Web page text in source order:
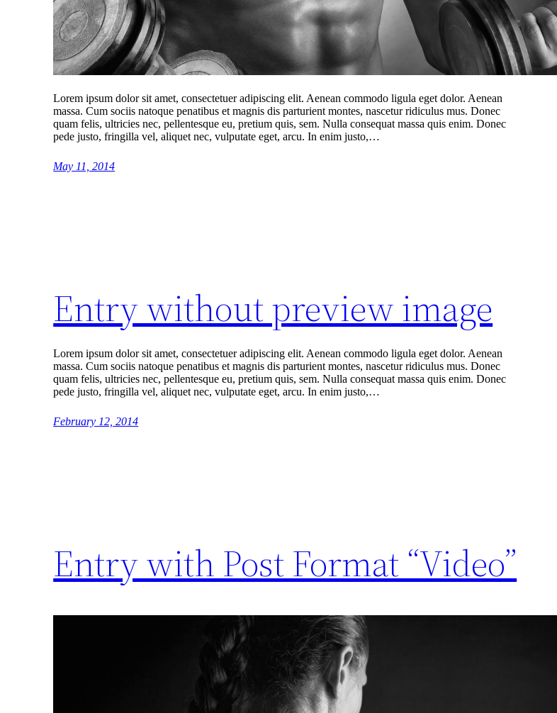
Lorem ipsum dolor sit amet, consectetuer adipiscing elit. Aenean commodo ligula eget dolor. Aenean
massa. Cum sociis natoque penatibus et magnis dis parturient montes, nascetur ridiculus mus. Donec
quam felis, ultricies nec, pellentesque eu, pretium quis, sem. Nulla consequat massa quis enim. Donec
pede justo, fringilla vel, aliquet nec, vulputate eget, arcu. In enim justo,…
May 11, 2014
Entry without preview image
Lorem ipsum dolor sit amet, consectetuer adipiscing elit. Aenean commodo ligula eget dolor. Aenean
massa. Cum sociis natoque penatibus et magnis dis parturient montes, nascetur ridiculus mus. Donec
quam felis, ultricies nec, pellentesque eu, pretium quis, sem. Nulla consequat massa quis enim. Donec
pede justo, fringilla vel, aliquet nec, vulputate eget, arcu. In enim justo,…
February 12, 2014
Entry with Post Format “Video”